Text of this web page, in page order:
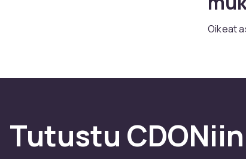
Oikeat
Tutustu CDONiin